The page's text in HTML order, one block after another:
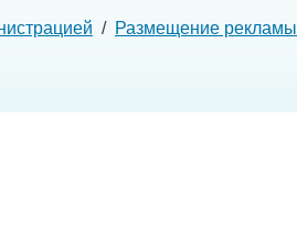
/ Размещение рекламы